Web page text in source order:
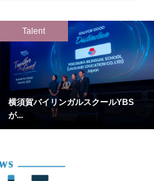
Talent
横須賀バイリンガルスクールYBS
が...